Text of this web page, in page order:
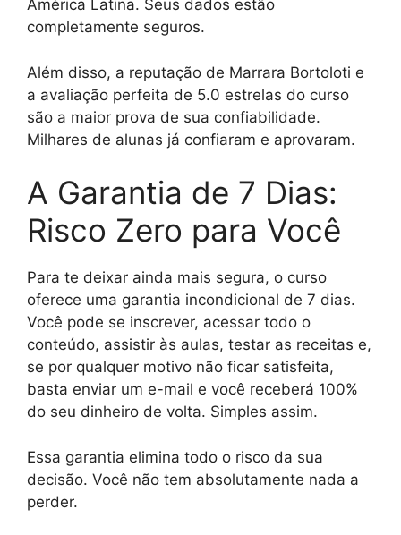
América Latina. Seus dados estão
completamente seguros.
Além disso, a reputação de Marrara Bortoloti e
a avaliação perfeita de 5.0 estrelas do curso
são a maior prova de sua confiabilidade.
Milhares de alunas já confiaram e aprovaram.
A Garantia de 7 Dias:
Risco Zero para Você
Para te deixar ainda mais segura, o curso
oferece uma garantia incondicional de 7 dias.
Você pode se inscrever, acessar todo o
conteúdo, assistir às aulas, testar as receitas e,
se por qualquer motivo não ficar satisfeita,
basta enviar um e-mail e você receberá 100%
do seu dinheiro de volta. Simples assim.
Essa garantia elimina todo o risco da sua
decisão. Você não tem absolutamente nada a
perder.